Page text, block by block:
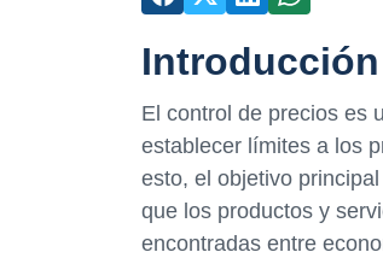
Introducción
El control de precios es
establecer límites a los
esto, el objetivo
que los productos y
encontradas entre